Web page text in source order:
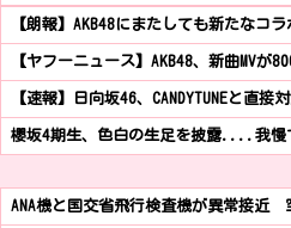
【朗報】AKB48にまたしても新たなコ
【ヤフーニュース】AKB48、新曲MVが
【速報】日向坂46、CANDYTUNEと直接対
櫻坂4期生、色白の生足を披露....我慢
ANA機と国交省飛行検査機が異常接近